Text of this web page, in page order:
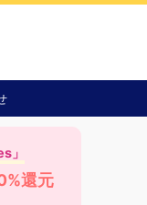
」
還元